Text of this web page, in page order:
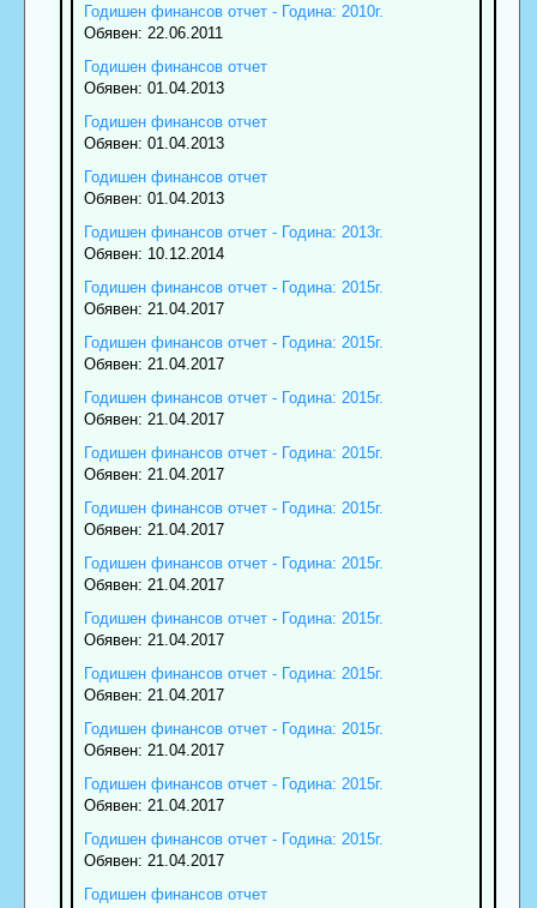
Годишен финансов отчет - Година: 2010г.
Обявен: 22.06.2011
Годишен финансов отчет
Обявен: 01.04.2013
Годишен финансов отчет
Обявен: 01.04.2013
Годишен финансов отчет
Обявен: 01.04.2013
Годишен финансов отчет - Година: 2013г.
Обявен: 10.12.2014
Годишен финансов отчет - Година: 2015г.
Обявен: 21.04.2017
Годишен финансов отчет - Година: 2015г.
Обявен: 21.04.2017
Годишен финансов отчет - Година: 2015г.
Обявен: 21.04.2017
Годишен финансов отчет - Година: 2015г.
Обявен: 21.04.2017
Годишен финансов отчет - Година: 2015г.
Обявен: 21.04.2017
Годишен финансов отчет - Година: 2015г.
Обявен: 21.04.2017
Годишен финансов отчет - Година: 2015г.
Обявен: 21.04.2017
Годишен финансов отчет - Година: 2015г.
Обявен: 21.04.2017
Годишен финансов отчет - Година: 2015г.
Обявен: 21.04.2017
Годишен финансов отчет - Година: 2015г.
Обявен: 21.04.2017
Годишен финансов отчет - Година: 2015г.
Обявен: 21.04.2017
Годишен финансов отчет